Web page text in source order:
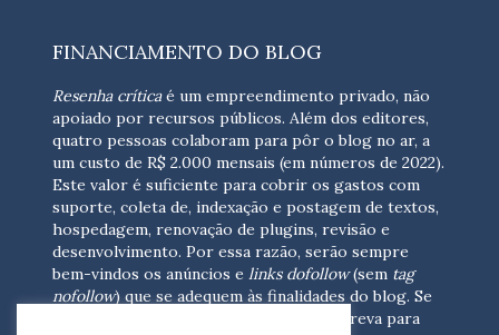
FINANCIAMENTO DO BLOG
Resenha críticaé um empreendimento privado, não
apoiado por recursos públicos. Além dos editores,
quatro pessoas colaboram para pôr o blog no ar, a
um custo de R$ 2.000 mensais (em números de 2022).
Este valor é suficiente para cobrir os gastos com
suporte, coleta de, indexação e postagem de textos,
hospedagem, renovação de plugins, revisão e
desenvolvimento. Por essa razão, serão sempre
bem-vindos os anúncios e links dofollow(sem tag
nofollow) que se adequem às finalidades do blog. Se
escreva para